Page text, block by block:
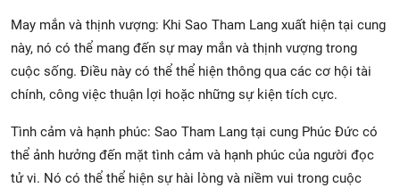
May mắn và thịnh vượng: Khi Sao Tham Lang xuất hiện tại cung
này, nó có thể mang đến sự may mắn và thịnh vượng trong
cuộc sống. Điều này có thể thể hiện thông qua các cơ hội tài
chính, công việc thuận lợi hoặc những sự kiện tích cực.
Tình cảm và hạnh phúc: Sao Tham Lang tại cung Phúc Đức có
thể ảnh hưởng đến mặt tình cảm và hạnh phúc của người đọc
tử vi. Nó có thể thể hiện sự hài lòng và niềm vui trong cuộc